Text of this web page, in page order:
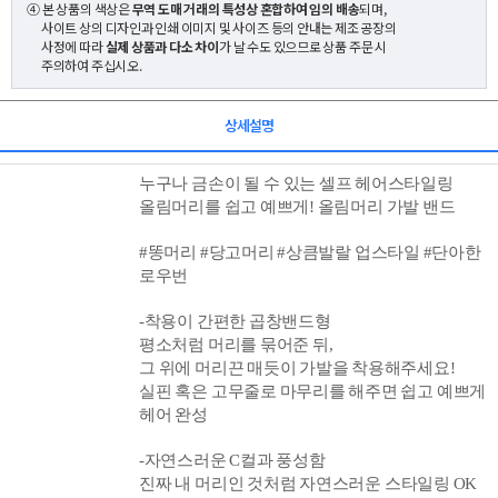
④ 본 상품의 색상은무역 도매 거래의 특성상 혼합하여 임의 배송되며,
사이트 상의 디자인과 인쇄 이미지 및 사이즈 등의 안내는 제조 공장의
사정에 따라실제 상품과 다소 차이가 날 수도 있으므로 상품 주문 시
주의하여 주십시오.
상세설명
누구나 금손이 될 수 있는 셀프 헤어스타일링
올림머리를 쉽고 예쁘게! 올림머리 가발 밴드
#똥머리 #당고머리 #상큼발랄 업스타일 #단아한
로우번
-착용이 간편한 곱창밴드형
평소처럼 머리를 묶어준 뒤,
그 위에 머리끈 매듯이 가발을 착용해주세요!
실핀 혹은 고무줄로 마무리를 해주면 쉽고 예쁘게
헤어 완성
-자연스러운 C컬과 풍성함
진짜 내 머리인 것처럼 자연스러운 스타일링 OK